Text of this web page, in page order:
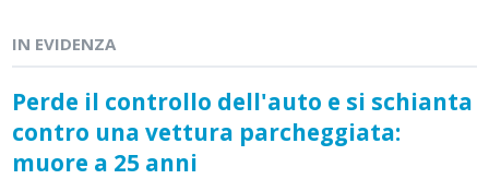
IN EVIDENZA
Perde il controllo dell'auto e si schianta
contro una vettura parcheggiata:
muore a 25 anni